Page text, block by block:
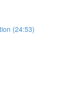
(24:53)